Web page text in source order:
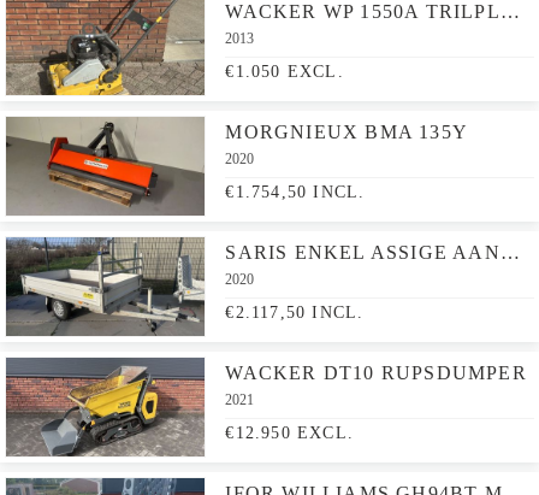
WACKER WP 1550A TRILPLAAT
2013
€1.050 EXCL.
MORGNIEUX BMA 135Y
2020
€1.754,50 INCL.
SARIS ENKEL ASSIGE AANHANGER B1350
2020
€2.117,50 INCL.
WACKER DT10 RUPSDUMPER
2021
€12.950 EXCL.